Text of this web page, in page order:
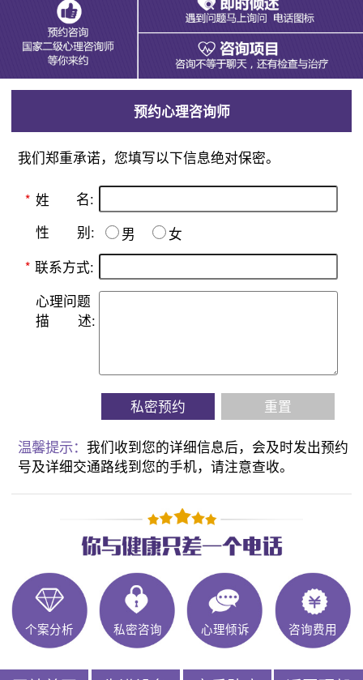
预约心理咨询师
我们郑重承诺，您填写以下信息绝对保密。
* 姓 名:
性 别: 男
女
* 联系方式:
心理问题
描
述:
私密预约 重置
温馨提示：我们收到您的详细信息后，会及时发出预约
号及详细交通路线到您的手机，请注意查收。
个案分析 私密咨询 心理倾诉 咨询费用